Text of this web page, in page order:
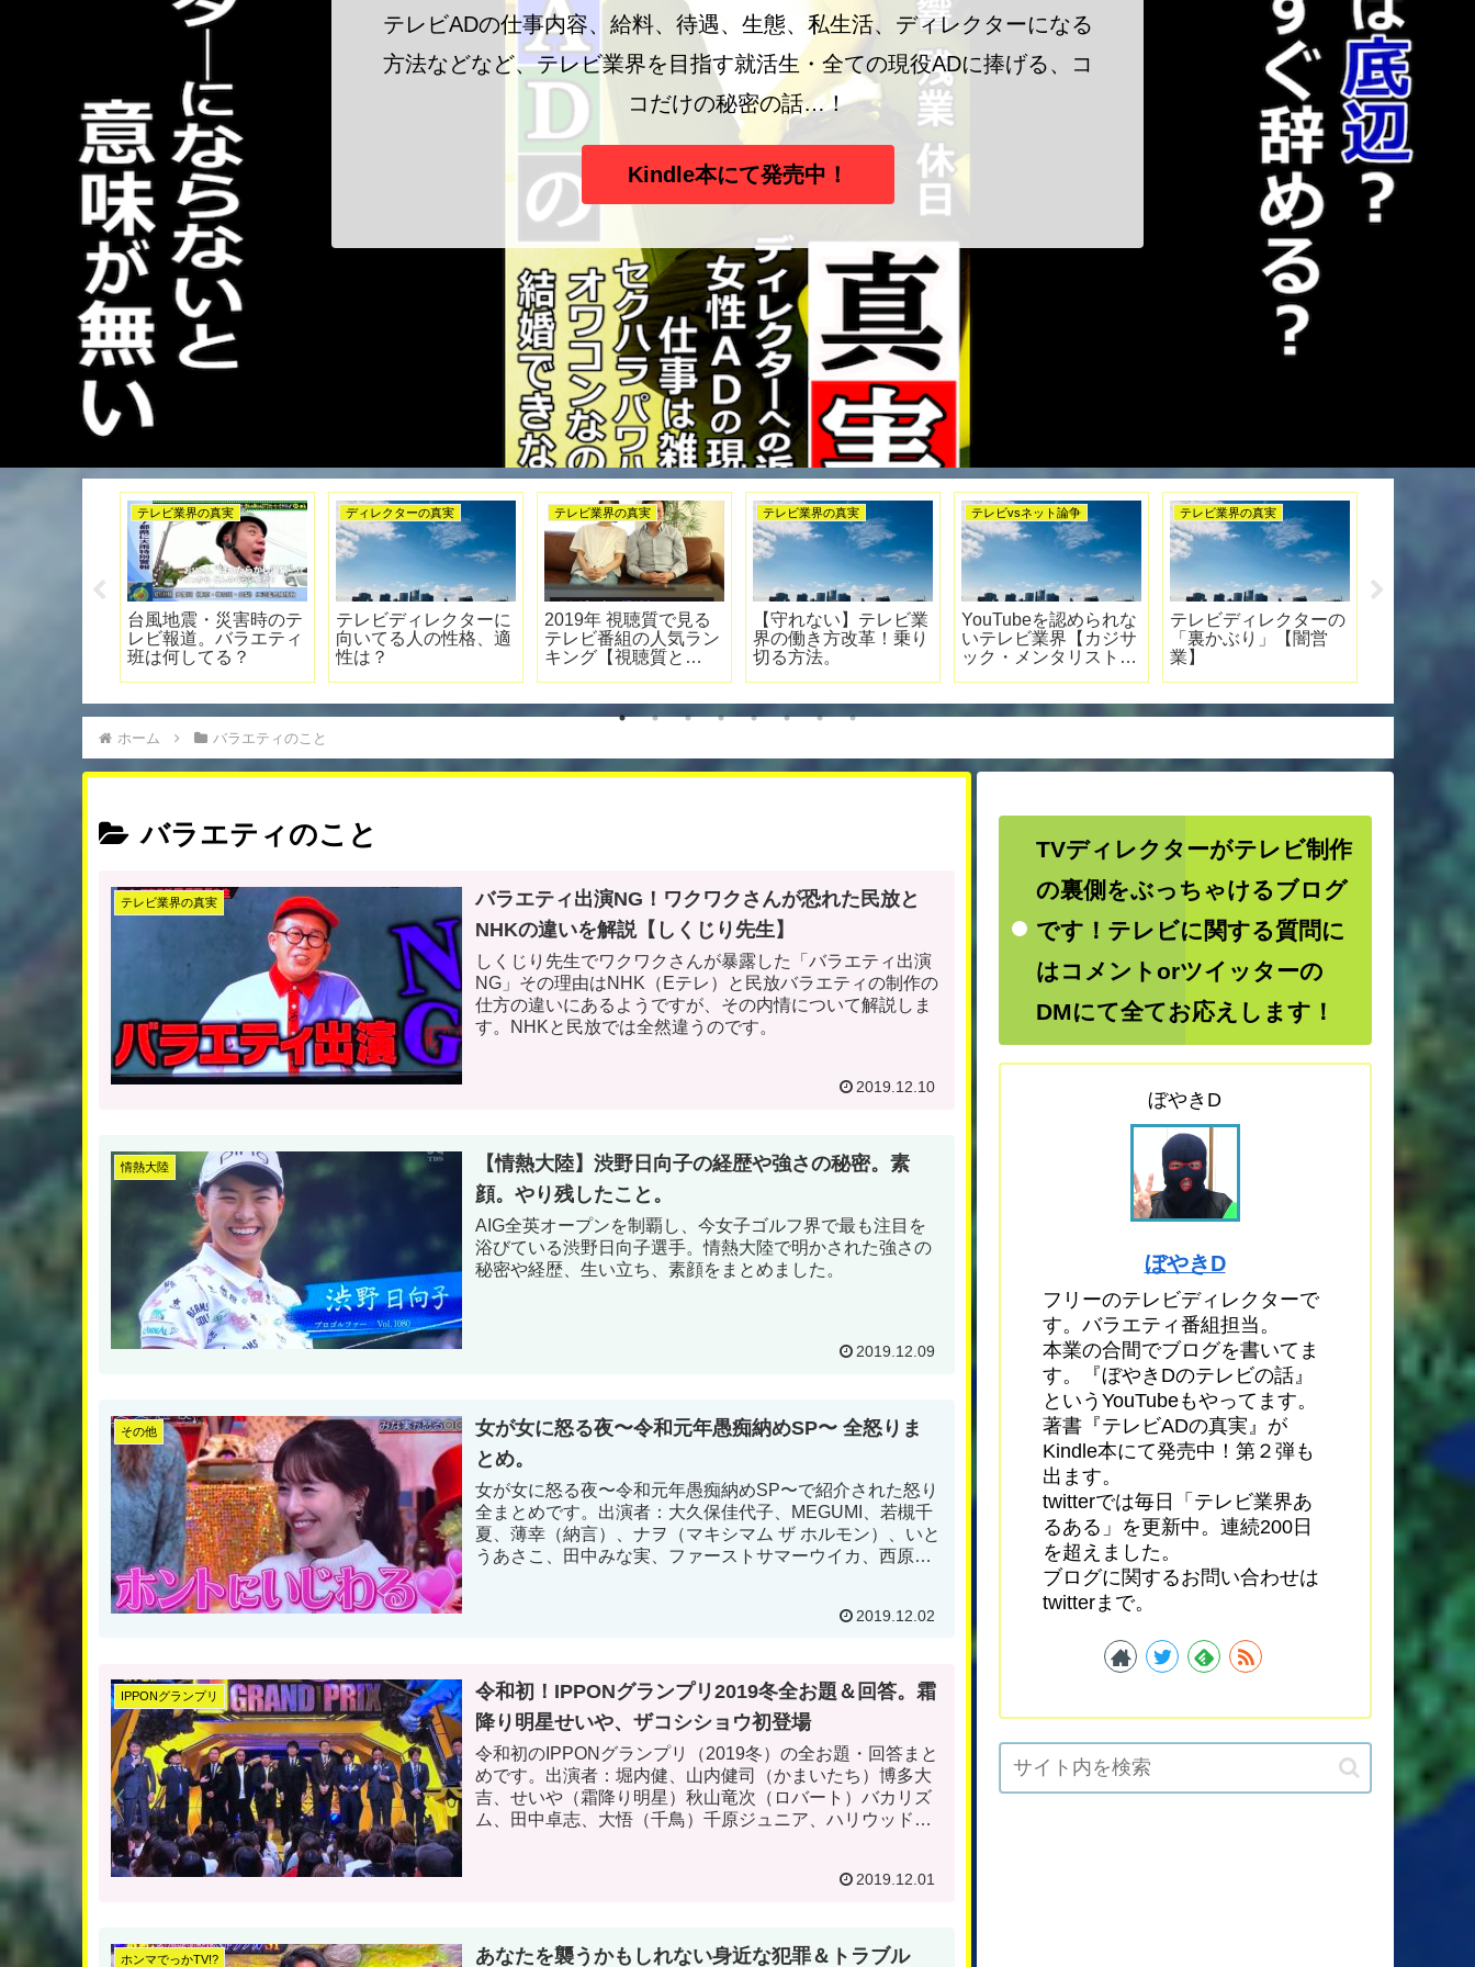
テレビADの仕事内容、給料、待遇、生態、私生活、ディレクターになる
方法などなど、テレビ業界を目指す就活生・全ての現役ADに捧げる、コ
コだけの秘密の話…！
Kindle本にて発売中！
ビディレクターの
かぶり」【闇営
テレビ業界の真実
働き方改革で損した世
代。10年目くらいのデ
ィレクター
テレビ業界の真実
最底辺のテレビADだ
から身につく最強スキ
ル「己の限界が分か
テレビ業界の真実
【再放送・総集編・特
別編・傑作選】なぜ、
たまに放送されるの
テレビ業界の真実
テレビ番組制作会社の
選び方。就活時の注意
点【就職・転職】
ADの真実
仕事ができるテレビ
ADの特徴 ５選
プロデューサーの真実
ディレクター経験のあ
るプロデューサーが強
ホーム バラエティのこと
バラエティのこと
テレビ業界の真実
バラエティ出演NG！ワクワクさんが恐れた民放と
NHKの違いを解説【しくじり先生】
しくじり先生でワクワクさんが暴露した「バラエティ出演
NG」その理由はNHK（Eテレ）と民放バラエティの制作の
仕方の違いにあるようですが、その内情について解説しま
す。NHKと民放では全然違うのです。
2019.12.10
情熱大陸
【情熱大陸】渋野日向子の経歴や強さの秘密。素
顔。やり残したこと。
AIG全英オープンを制覇し、今女子ゴルフ界で最も注目を
浴びている渋野日向子選手。情熱大陸で明かされた強さの
秘密や経歴、生い立ち、素顔をまとめました。
2019.12.09
その他
女が女に怒る夜〜令和元年愚痴納めSP〜 全怒りま
とめ。
女が女に怒る夜〜令和元年愚痴納めSP〜で紹介された怒り
全まとめです。出演者：大久保佳代子、MEGUMI、若槻千
夏、薄幸（納言）、ナヲ（マキシマム ザ ホルモン）、いと
うあさこ、田中みな実、ファーストサマーウイカ、西原啓
2019.12.02
IPPONグランプリ
令和初！IPPONグランプリ2019冬全お題＆回答。霜
降り明星せいや、ザコシショウ初登場
令和初のIPPONグランプリ（2019冬）の全お題・回答まと
めです。出演者：堀内健、山内健司（かまいたち）博多大
吉、せいや（霜降り明星）秋山竜次（ロバート）バカリズ
ム、田中卓志、大悟（千鳥）千原ジュニア、ハリウッドザ
2019.12.01
ホンマでっかTV!? あなたを襲うかもしれない身近な犯罪＆トラブル
TVディレクターがテレビ制作
の裏側をぶっちゃけるブログ
です！テレビに関する質問に
はコメントorツイッターの
DMにて全てお応えします！
ぼやきD
ぼやきD
フリーのテレビディレクターで
す。バラエティ番組担当。
本業の合間でブログを書いてま
す。『ぼやきDのテレビの話』
というYouTubeもやってます。
著書『テレビADの真実』が
Kindle本にて発売中！第２弾も
出ます。
twitterでは毎日「テレビ業界あ
るある」を更新中。連続200日
を超えました。
ブログに関するお問い合わせは
twitterまで。